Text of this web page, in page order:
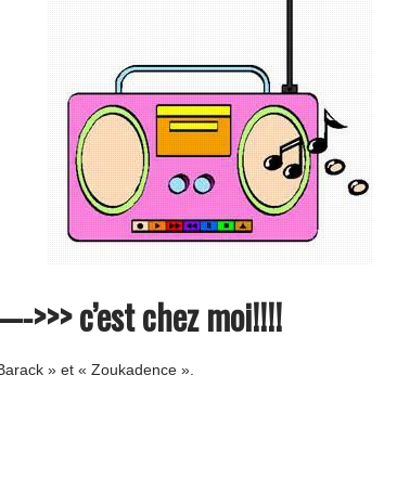
>>> c’est chez moi!!!!
» et « Zoukadence ».